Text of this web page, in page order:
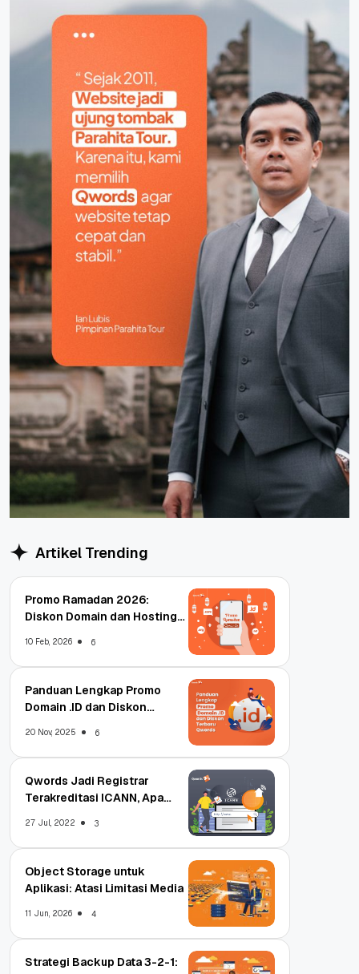
Artikel Trending
Promo Ramadan 2026:
Diskon Domain dan Hosting
10 Feb, 2026 6
Panduan Lengkap Promo
Domain .ID dan Diskon
20 Nov, 2025 6
Qwords Jadi Registrar
Terakreditasi ICANN, Apa
27 Jul, 2022 3
Object Storage untuk
Aplikasi: Atasi Limitasi Media
11 Jun, 2026 4
Strategi Backup Data 3-2-1: